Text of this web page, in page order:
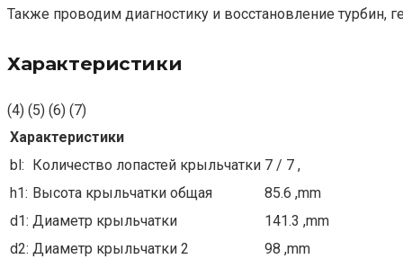
Также проводим диагностику и восстановление турбин,
Характеристики
(4) (5) (6) (7)
Характеристики
bl:
Количество лопастей крыльчатки 7 / 7 ,
h1: Высота крыльчатки общая
85.6 ,mm
d1: Диаметр крыльчатки
141.3 ,mm
d2: Диаметр крыльчатки 2
98 ,mm